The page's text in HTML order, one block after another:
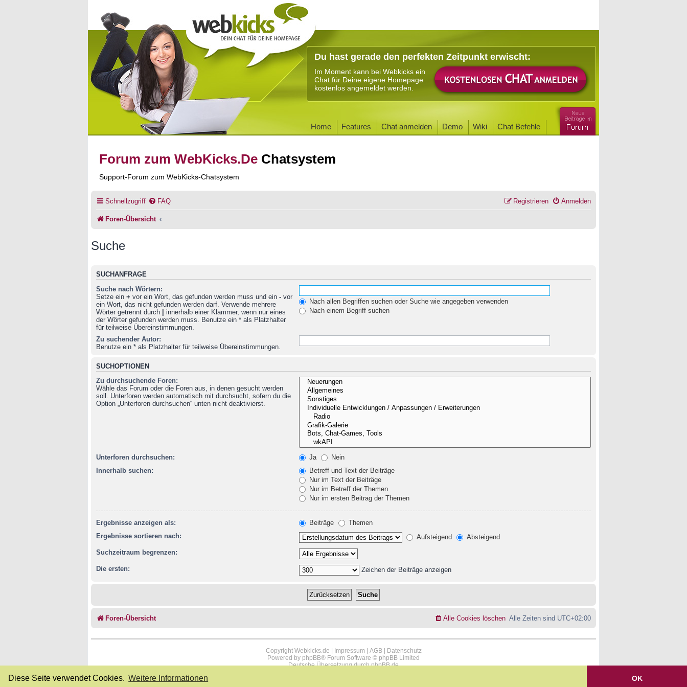
Diese Seite verwendet Cookies. Weitere Informationen OK
Du hast gerade den perfekten Zeitpunkt erwischt:
Im Moment kann bei Webkicks ein
Chat für Deine eigene Homepage
kostenlos angemeldet werden.
Home Features Chat anmelden Demo Wiki Chat Befehle
Forum zum WebKicks.De Chatsystem
Support-Forum zum WebKicks-Chatsystem
Schnellzugriff FAQ Anmelden
Registrieren
Foren-Übersicht
Suche
SUCHANFRAGE
Suche nach Wörtern:
Setze ein + vor ein Wort, das gefunden werden muss und ein - vor
ein Wort, das nicht gefunden werden darf. Verwende mehrere
Wörter getrennt durch
innerhalb einer Klammer, wenn nur eines
der Wörter gefunden werden muss. Benutze ein * als Platzhalter
für teilweise Übereinstimmungen.
Nach allen Begriffen suchen oder Suche wie angegeben verwenden
Nach einem Begriff suchen
Zu suchender Autor:
Benutze ein * als Platzhalter für teilweise Übereinstimmungen.
SUCHOPTIONEN
Zu durchsuchende Foren:
Wähle das Forum oder die Foren aus, in denen gesucht werden
soll. Unterforen werden automatisch mit durchsucht, sofern du die
Option „Unterforen durchsuchen“ unten nicht deaktivierst.
Unterforen durchsuchen: Ja
Nein
Innerhalb suchen:
Betreff und Text der Beiträge
Nur im Text der Beiträge
Nur im Betreff der Themen
Nur im ersten Beitrag der Themen
Ergebnisse anzeigen als: Beiträge
Themen
Ergebnisse sortieren nach:
Aufsteigend Absteigend
Suchzeitraum begrenzen:
Die ersten: Zeichen der Beiträge anzeigen
Foren-Übersicht Alle Zeiten sind UTC+02:00
Alle Cookies löschen
Copyright Webkicks.de | Impressum AGB|
Datenschutz
Powered by phpBB® Forum Software © phpBB Limited
Deutsche Übersetzung durchphpBB.de